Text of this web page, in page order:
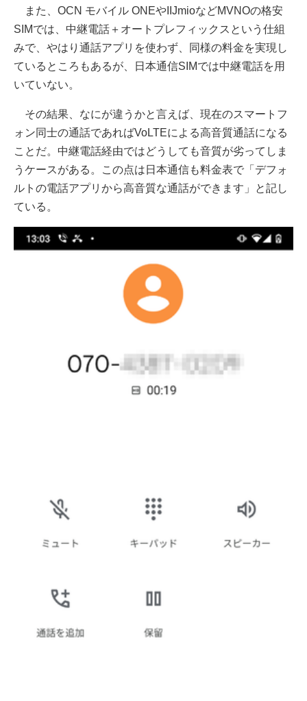
また、OCN モバイル ONEやIIJmioなどMVNOの格安
SIMでは、中継電話＋オートプレフィックスという仕組
みで、やはり通話アプリを使わず、同様の料金を実現し
ているところもあるが、日本通信SIMでは中継電話を用
いていない。
その結果、なにが違うかと言えば、現在のスマートフ
ォン同士の通話であればVoLTEによる高音質通話になる
ことだ。中継電話経由ではどうしても音質が劣ってしま
うケースがある。この点は日本通信も料金表で「デフォ
ルトの電話アプリから高音質な通話ができます」と記し
ている。